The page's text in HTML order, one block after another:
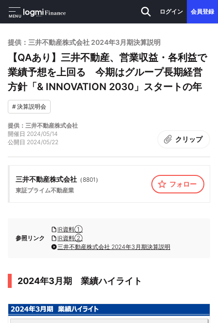
MENU
ログイン 会員登録
提供：三井不動産株式会社 2024年3月期決算説明
【QAあり】三井不動産、営業収益・各利益で
業績予想を上回る 今期はグループ長期経営
方針「& INNOVATION 2030」スタートの年
#決算説明会
提供：三井不動産株式会社
開催日 2024/05/14
公開日 2024/05/22 クリップ
三井不動産株式会社 （8801 ）
東証プライム不動産業
フォロー
参照リンク
IR資料①
IR資料②
三井不動産株式会社 2024年3月期決算説明
2024年3月期 業績ハイライト